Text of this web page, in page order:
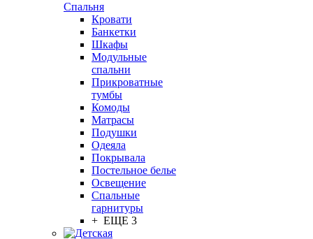
Спальня
Кровати
Банкетки
Шкафы
Модульные
спальни
Прикроватные
тумбы
Комоды
Матрасы
Подушки
Одеяла
Покрывала
Постельное белье
Освещение
Спальные
гарнитуры
+ ЕЩЕ 3